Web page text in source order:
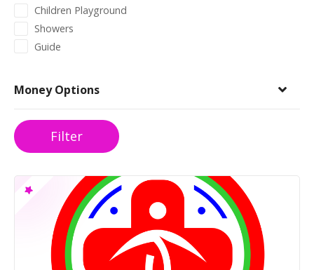
Children Playground
Showers
Guide
Money Options
Filter